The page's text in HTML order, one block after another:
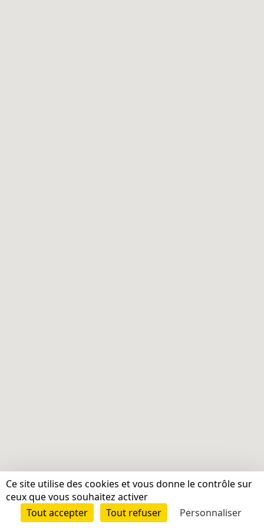
Ce site utilise des cookies et vous donne le contrôle sur
ceux que vous souhaitez activer
Tout accepter
Tout refuser Personnaliser